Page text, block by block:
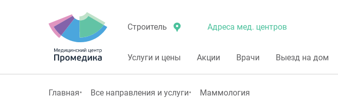
Строитель Адреса мед. центров
Услуги и цены Акции Врачи Выезд на дом
Главная Все направления и услуги Маммология